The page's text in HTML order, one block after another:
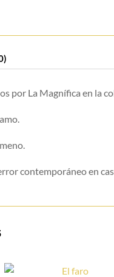
por La Magnífica en la
contemporáneo en